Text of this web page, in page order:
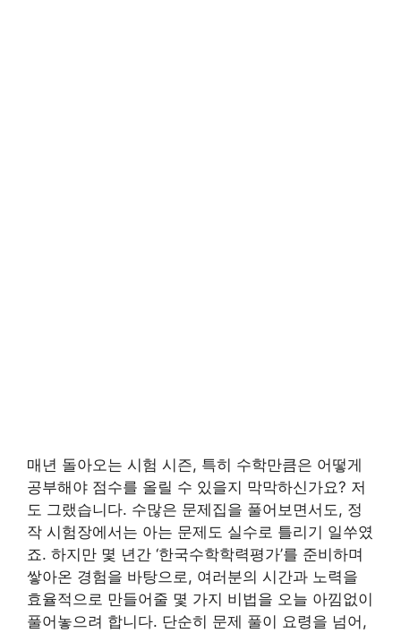
매년 돌아오는 시험 시즌, 특히 수학만큼은 어떻게
공부해야 점수를 올릴 수 있을지 막막하신가요? 저
도 그랬습니다. 수많은 문제집을 풀어보면서도, 정
작 시험장에서는 아는 문제도 실수로 틀리기 일쑤였
죠. 하지만 몇 년간 ‘한국수학학력평가’를 준비하며
쌓아온 경험을 바탕으로, 여러분의 시간과 노력을
효율적으로 만들어줄 몇 가지 비법을 오늘 아낌없이
풀어놓으려 합니다. 단순히 문제 풀이 요령을 넘어,